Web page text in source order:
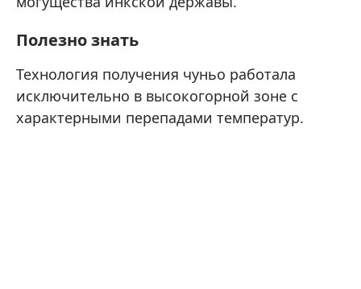
Полезно знать
Технология получения чуньо работала
исключительно в высокогорной зоне с
характерными перепадами температур.